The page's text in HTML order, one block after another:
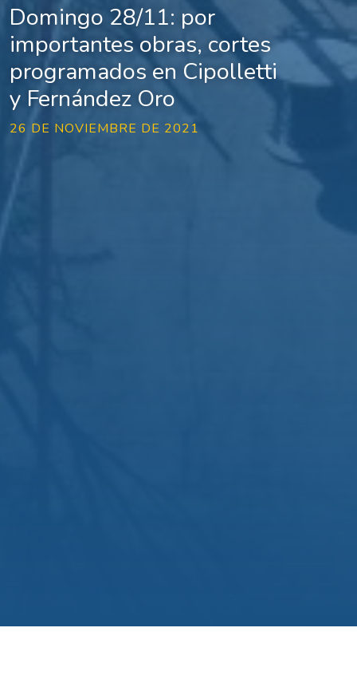
Domingo 28/11: por
importantes obras, cortes
programados en Cipolletti
y Fernández Oro
26 DE NOVIEMBRE DE 2021